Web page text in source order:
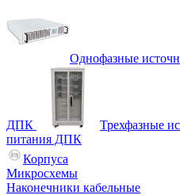
Однофазные
ДПК
Трехфазные
питания ДПК
Корпуса
Микросхемы
Наконечники кабельные